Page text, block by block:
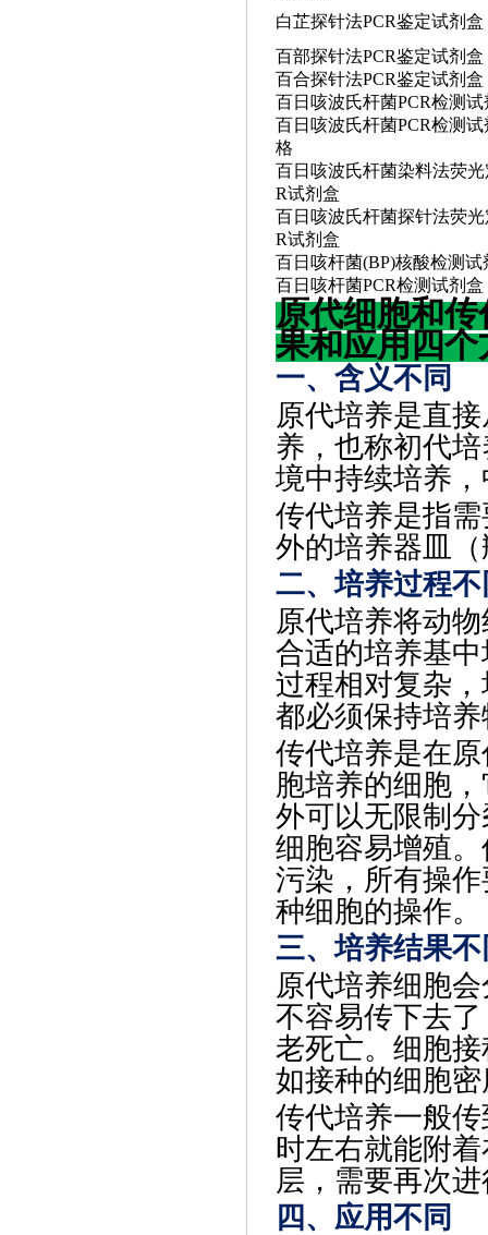
白芷探针法PCR鉴定试剂盒
百部探针法PCR鉴定试剂盒
百合探针法PCR鉴定试剂盒
百日咳波氏杆菌PCR检测试
百日咳波氏杆菌PCR检测
格
百日咳波氏杆菌染料法荧
R试剂盒
百日咳波氏杆菌探针法荧
R试剂盒
百日咳杆菌(BP)核酸检测试
百日咳杆菌PCR检测试剂盒
原代细胞和
果和应用四
一、含义不同
原代培养是直
养，也称初代
境中持续培养
传代培养是指
外的培养器皿
二、培养过程不
原代培养将动
合适的培养基
过程相对复杂
都必须保持培
传代培养是在
胞培养的细胞
外可以无限制
细胞容易增殖
污染，所有操
种细胞的操作。
三、培养结果不
原代培养细胞
不容易传下去
老死亡。细胞
如接种的细胞
传代培养一般传
时左右就能附
层，需要再次
四、应用不同